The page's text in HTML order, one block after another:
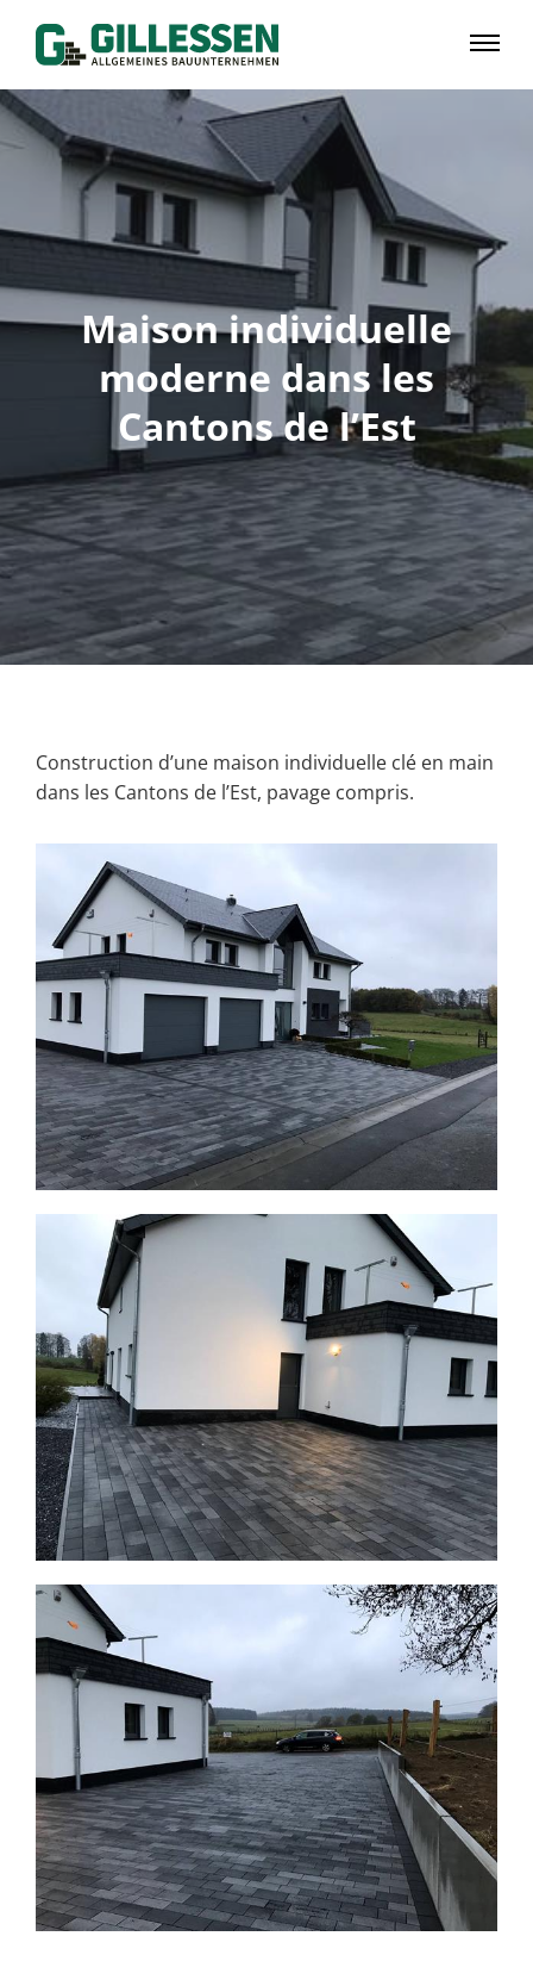
Entreprise
Carrière
Services
Maison individuelle
moderne dans les
Cantons de l’Est
Construction d’une maison individuelle clé en main
dans les Cantons de l’Est, pavage compris.